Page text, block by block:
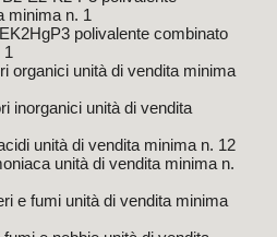
minima n. 1
polivalente combinato
1
organici unità di vendita minima
inorganici unità di vendita
unità di vendita minima n. 12
unità di vendita minima n.
e fumi unità di vendita minima